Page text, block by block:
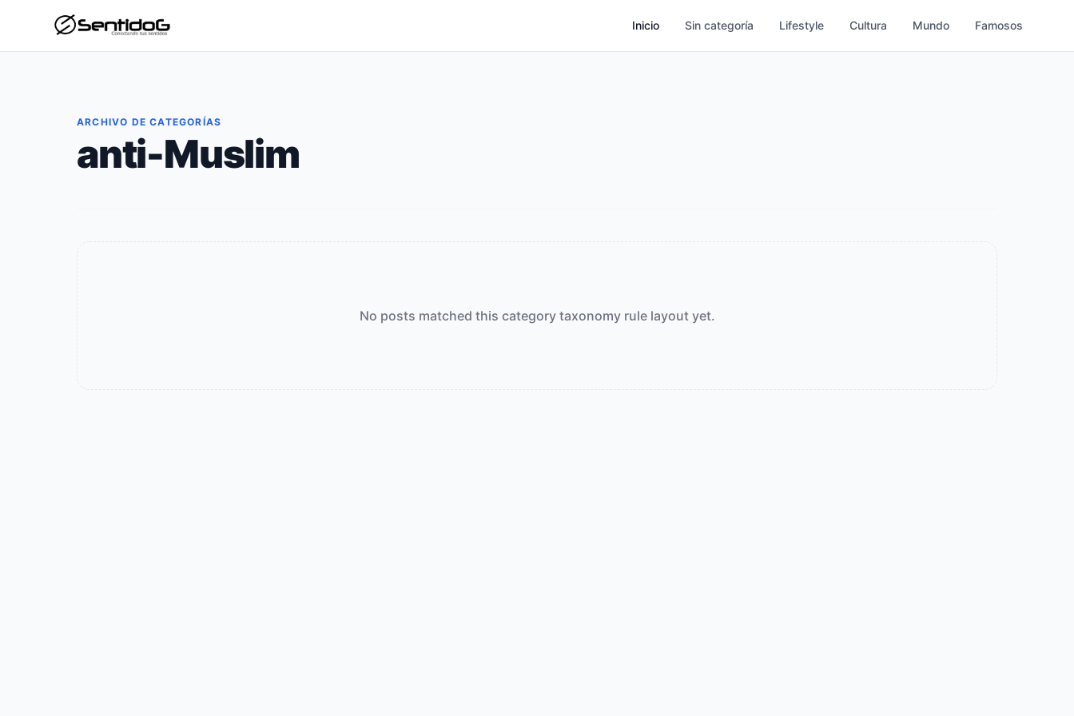
Inicio Sin categoría Lifestyle Cultura Mundo Famosos
ARCHIVO DE CATEGORÍAS
anti-Muslim
No posts matched this category taxonomy rule layout yet.